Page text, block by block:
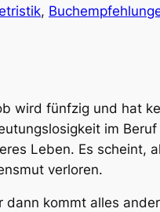
,
wird fünfzig und hat
im
Leben. Es scheint,
verloren.
dann kommt alles